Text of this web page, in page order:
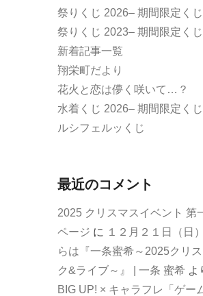
祭りくじ 2026– 期間限定く
祭りくじ 2023– 期間限定く
新着記事一覧
翔栄町だより
花火と恋は儚く咲いて…？
水着くじ 2026– 期間限定く
ルシフェルッくじ
最近のコメント
2025 クリスマスイベント 第
ページ に １２月２１日（日
らは『一条蜜希～2025クリ
ク&ライブ～』 | 一条 蜜希 よ
BIG UP! × キャラフレ「ゲー